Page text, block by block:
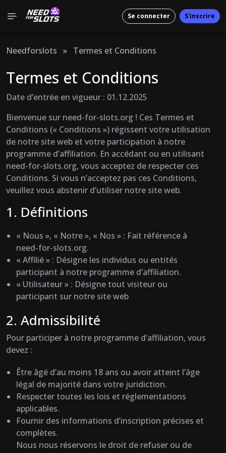
Se connecter S'inscrire
Needforslots » Termes et Conditions
Termes et Conditions
Date d’entrée en vigueur : 01.12.2025
Bienvenue sur need-for-slots.org ! Ces Termes et
Conditions (« Conditions ») régissent votre utilisation
de notre site web et votre participation à notre
programme d’affiliation. En accédant ou en utilisant
need-for-slots.org, vous acceptez de respecter ces
Conditions. Si vous n’acceptez pas ces Conditions,
veuillez vous abstenir d’utiliser notre site web.
1. Définitions
« Nous », « Notre », « Nos » : Fait référence à
need-for-slots.org.
« Affilié » : Désigne les individus ou entités
participant à notre programme d’affiliation.
« Utilisateur » : Désigne tout visiteur ou
participant sur notre site web
2. Admissibilité
Pour participer à notre programme d’affiliation, vous
devez :
Être âgé d’au moins 18 ans ou avoir atteint l’âge
légal de majorité dans votre juridiction.
Respecter toutes les lois et réglementations
applicables.
Fournir des informations d’inscription précises et
complètes.
Nous nous réservons le droit de refuser ou de